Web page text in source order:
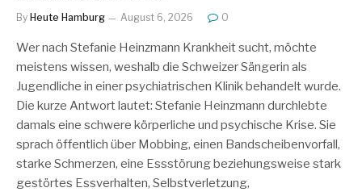
By Heute Hamburg August 6, 2026 0
Wer nach Stefanie Heinzmann Krankheit sucht, möchte
meistens wissen, weshalb die Schweizer Sängerin als
Jugendliche in einer psychiatrischen Klinik behandelt wurde.
Die kurze Antwort lautet: Stefanie Heinzmann durchlebte
damals eine schwere körperliche und psychische Krise. Sie
sprach öffentlich über Mobbing, einen Bandscheibenvorfall,
starke Schmerzen, eine Essstörung beziehungsweise stark
gestörtes Essverhalten, Selbstverletzung,